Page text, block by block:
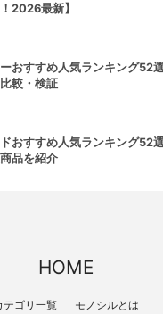
2026最新】
おすすめ人気ランキング52
較・検証
ドおすすめ人気ランキング52
品を紹介
HOME
テゴリ一覧 モノシルとは